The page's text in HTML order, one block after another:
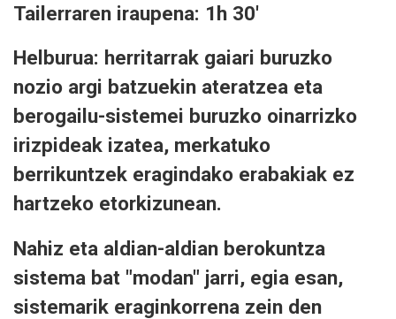
Tailerraren iraupena: 1h 30'
Helburua: herritarrak gaiari buruzko
nozio argi batzuekin ateratzea eta
berogailu-sistemei buruzko oinarrizko
irizpideak izatea, merkatuko
berrikuntzek eragindako erabakiak ez
hartzeko etorkizunean.
Nahiz eta aldian-aldian berokuntza
sistema bat "modan" jarri, egia esan,
sistemarik eraginkorrena zein den